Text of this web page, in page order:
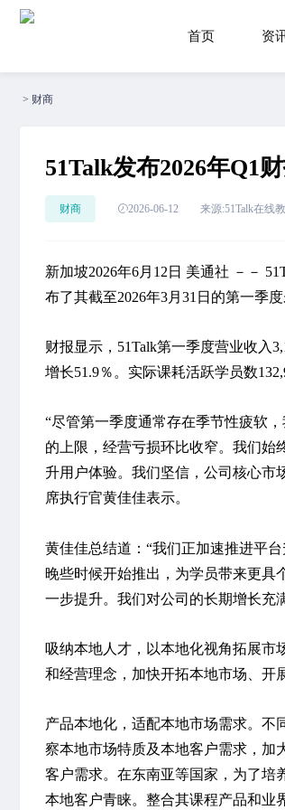
首页 资
> 财商
51Talk发布2026年Q1
财商 2026-06-12 来源:51Talk在线
新加坡2026年6月12日 美通社 －－
布了其截至2026年3月31日的第一季
财报显示，51Talk第一季度营业收入
增长51.9％。实际课耗活跃学员数
“尽管第一季度通常存在季节性疲软
的上限，经营亏损环比收窄。我们始
升用户体验。我们坚信，公司核心市
席执行官黄佳佳表示。
黄佳佳总结道：“我们正加速推进平
晚些时候开始推出，为学员带来更
一步提升。我们对公司的长期增长充
吸纳本地人才，以本地化视角拓展市
和经营理念，加快开拓本地市场、开
产品本地化，适配本地市场需求。不
察本地市场特质及本地客户需求，加
客户需求。在东南亚等国家，为了培
本地客户青睐。整合其课程产品和业